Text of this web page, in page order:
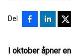
Del
I oktober åpner